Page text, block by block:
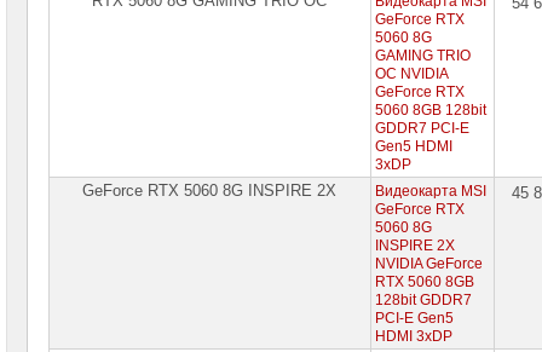
GeForce RTX
5060 8G
GAMING TRIO
OC NVIDIA
GeForce RTX
5060 8GB 128bit
GDDR7 PCI-E
Gen5 HDMI
3xDP
GeForce RTX 5060 8G INSPIRE 2X
Видеокарта MSI
GeForce RTX
5060 8G
INSPIRE 2X
NVIDIA GeForce
RTX 5060 8GB
128bit GDDR7
PCI-E Gen5
HDMI 3xDP
45